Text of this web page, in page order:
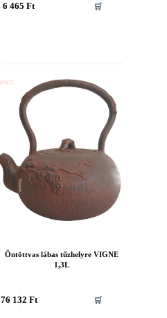
6 465Ft 🛒
Öntöttvas lábas tűzhelyre VIGNE
1,3L
76 132 Ft 🛒